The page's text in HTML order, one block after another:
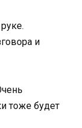
и
тоже будет